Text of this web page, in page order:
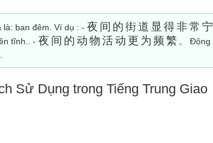
là: ban đêm. Ví dụ : - 夜间的街道显得非常宁
tĩnh.. - 夜间的动物活动更为频繁 。 Động
Sử Dụng trong Tiếng Trung Giao